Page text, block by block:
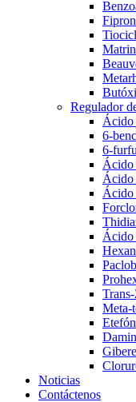
Regulador
Ácido
6-
6-
Ácido
Meta-
Etefón
Noticias
Contáctenos